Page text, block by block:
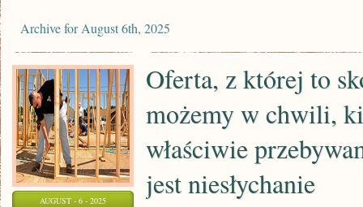
Archive for August 6th, 2025
AUGUST - 6 - 2025
Oferta, z której to
możemy w chwili,
właściwie
jest niesłychanie